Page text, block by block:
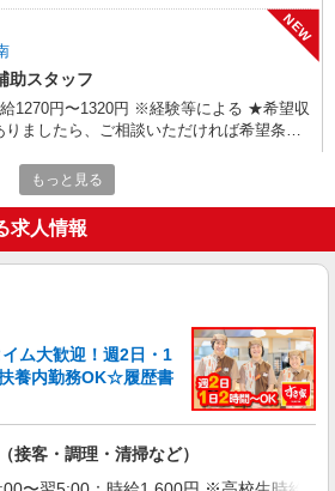
NEW
助スタッフ
1270円〜1320円 ※経験等による ★希望収
りましたら、ご相談いただければ希望条件
かの確認もいたします。 ★時間外手当別途
上記金額は働きがい向上手当を含みます。
がい向上手当※26年6月改定（地域により異
社会保険加入者は更に＋50円
京都板橋区東新町1丁目29-6
詳細を見る
ン株式会社 39455_p
NEW
円以上 試用期間中 時給1,300円以上
が発生した場合、残業代を1
で別途支給します。
ランダ大山弐番館 （東京都板橋区幸町45-
もっと見る
求人情報
ム大歓迎！週2日・1
養内勤務OK☆履歴書
接客・調理・清掃など）